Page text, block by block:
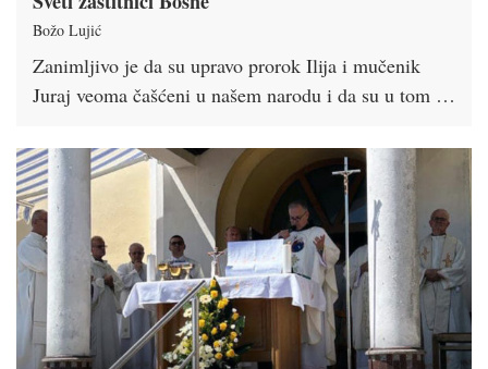
Božo Lujić
Zanimljivo je da su upravo prorok Ilija i mučenik
Juraj veoma čašćeni u našem narodu i da su u tom …